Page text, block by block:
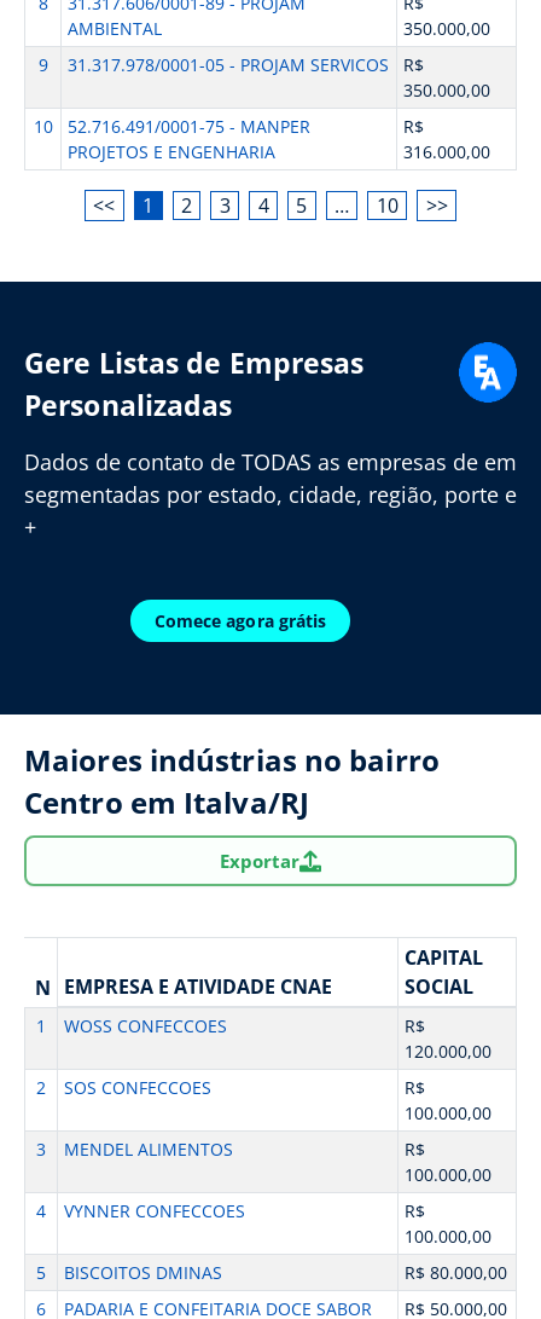
AMBIENTAL
350.000,00
9
31.317.978/0001-05 - PROJAM SERVICOS
R$
350.000,00
10
52.716.491/0001-75 - MANPER
PROJETOS E ENGENHARIA
R$
316.000,00
<< 1 2 3 4 5 … 10 >>
Gere Listas de Empresas
Personalizadas
Dados de contato de TODAS as empresas de em
segmentadas por estado, cidade, região, porte e
+
Comece agora grátis
Maiores indústrias no bairro
Centro em Italva/RJ
Exportar
N EMPRESA E ATIVIDADE CNAE
CAPITAL
SOCIAL
1 WOSS CONFECCOES
R$
120.000,00
2
SOS CONFECCOES
R$
100.000,00
3
MENDEL ALIMENTOS
R$
100.000,00
4
VYNNER CONFECCOES
R$
100.000,00
5
BISCOITOS DMINAS
R$ 80.000,00
6
PADARIA E CONFEITARIA DOCE SABOR R$ 50.000,00